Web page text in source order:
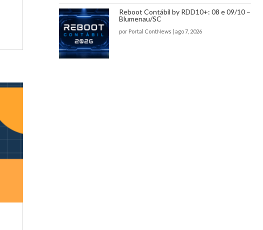
Reboot Contábil by RDD10+: 08 e 09/10 –
Blumenau/SC
por Portal ContNews | ago 7, 2026